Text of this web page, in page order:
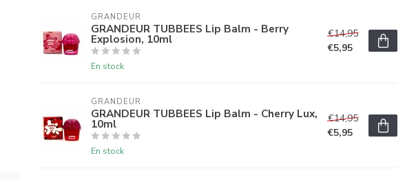
GRANDEUR
GRANDEUR TUBBEES Lip Balm - Berry
Explosion, 10ml
En stock
€14,95
€5,95
GRANDEUR
GRANDEUR TUBBEES Lip Balm - Cherry Lux,
10ml
En stock
€14,95
€5,95